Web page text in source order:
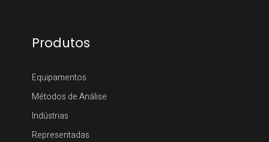
Produtos
Equipamentos
Métodos de Análise
Indústrias
Representadas